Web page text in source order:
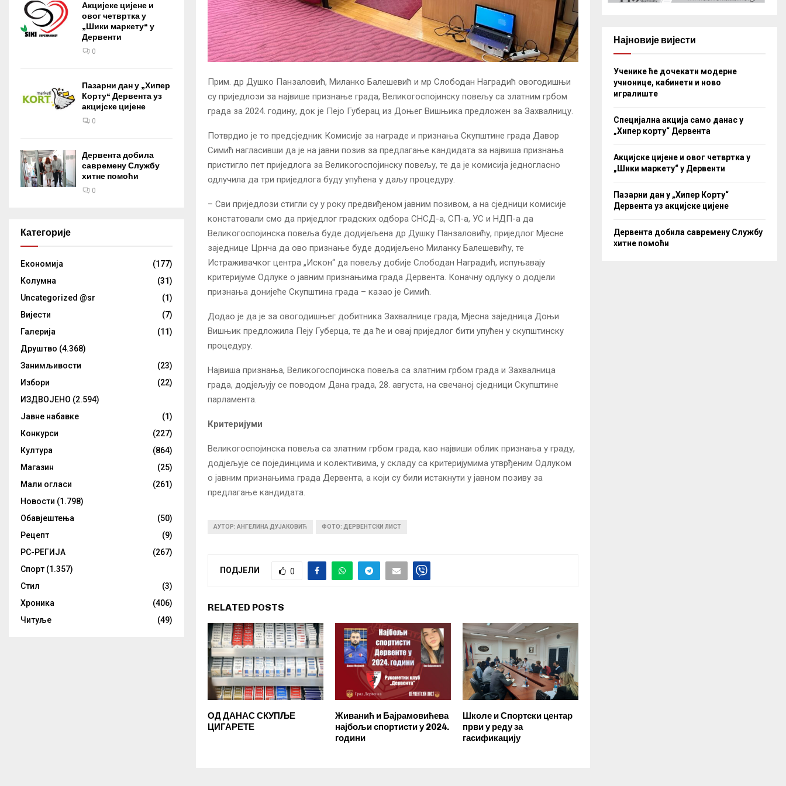
Прим. др Душко Панзаловић, Миланко Балешевић и мр Слободан Наградић овогодишњи
су приједлози за највише признање града, Великогоспојинску повељу са златним грбом
града за 2024. годину, док је Пејо Губерац из Доњег Вишњика предложен за Захвалницу.
Потврдио је то предсједник Комисије за награде и признања Скупштине града Давор
Симић нагласивши да је на јавни позив за предлагање кандидата за највиша признања
пристигло пет приједлога за Великогоспојинску повељу, те да је комисија једногласно
одлучила да три приједлога буду упућена у даљу процедуру.
– Сви приједлози стигли су у року предвиђеном јавним позивом, а на сједници комисије
констатовали смо да приједлог градских одбора СНСД-а, СП-а, УС и НДП-а да
Великогоспојинска повеља буде додијељена др Душку Панзаловићу, приједлог Мјесне
заједнице Црнча да ово признање буде додијељено Миланку Балешевићу, те
Истраживачког центра „Искон“ да повељу добије Слободан Наградић, испуњавају
критеријуме Одлуке о јавним признањима града Дервента. Коначну одлуку о додјели
признања донијеће Скупштина града – казао је Симић.
Додао је да је за овогодишњег добитника Захвалнице града, Мјесна заједница Доњи
Вишњик предложила Пеју Губерца, те да ће и овај приједлог бити упућен у скупштинску
процедуру.
Највиша признања, Великогоспојинска повеља са златним грбом града и Захвалница
града, додјељују се поводом Дана града, 28. августа, на свечаној сједници Скупштине
парламента.
Критеријуми
Великогоспојинска повеља са златним грбом града, као највиши облик признања у граду,
додјељује се појединцима и колективима, у складу са критеријумима утврђеним Одлуком
о јавним признањима града Дервента, а који су били истакнути у јавном позиву за
предлагање кандидата.
АУТОР: АНГЕЛИНА ДУЈАКОВИЋ ФОТО: ДЕРВЕНТСКИ ЛИСТ
ПОДЈЕЛИ 0
RELATED POSTS
ОД ДАНАС СКУПЉЕ
ЦИГАРЕТЕ
Живанић и Бајрамовићева
најбољи спортисти у 2024.
години
Школе и Спортски центар
први у реду за
гасификацију
Акцијске цијене и
овог четвртка у
„Шики маркету“ у
Дервенти
0
Пазарни дан у „Хипер
Корту“ Дервента уз
акцијске цијене
0
Дервента добила
савремену Службу
хитне помоћи
0
Категорије
Eкономија
(177)
Kолумнa
(31)
Uncategorized @sr
(1)
Вијести
(7)
Галерија
(11)
Друштво (4.368)
Занимљивости
(23)
Избори
(22)
ИЗДВОЈЕНО (2.594)
Јавне набавке
(1)
Конкурси
(227)
Култура
(864)
Магазин
(25)
Мали огласи
(261)
Новости (1.798)
Обавјештења
(50)
Рецепт
(9)
РС-РЕГИЈА
(267)
Спорт (1.357)
Стил
(3)
Хроника
(406)
Читуље
(49)
Најновије вијести
Ученике ће дочекати модерне
учионице, кабинети и ново
игралиште
Специјална акција само данас у
„Хипер корту“ Дервента
Акцијске цијене и овог четвртка у
„Шики маркету“ у Дервенти
Пазарни дан у „Хипер Корту“
Дервента уз акцијске цијене
Дервента добила савремену Службу
хитне помоћи